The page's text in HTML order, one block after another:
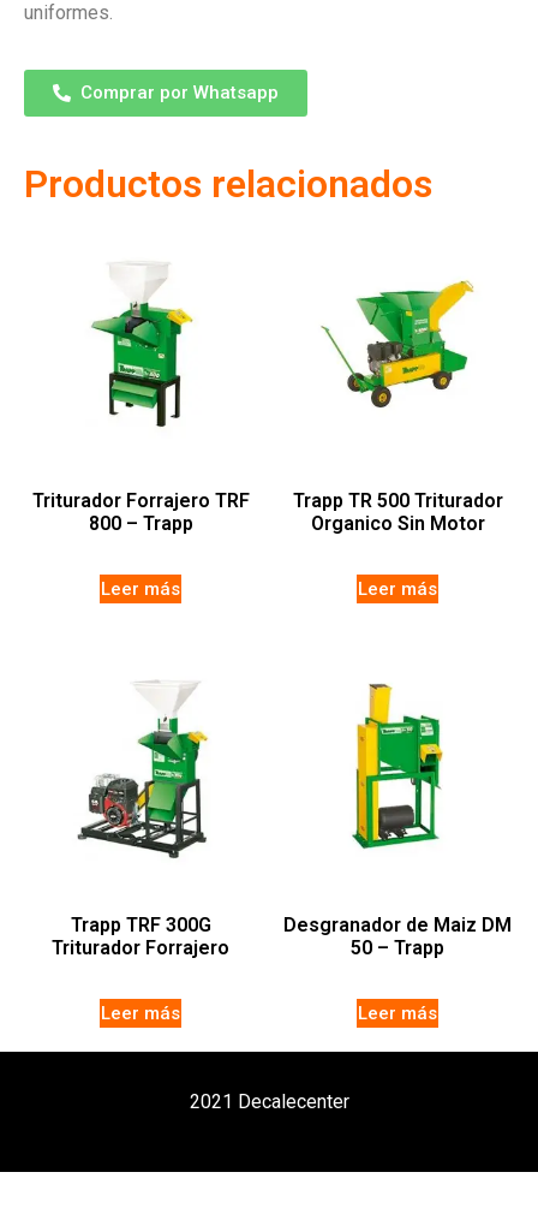
uniformes.
Comprar por Whatsapp
Productos relacionados
Triturador Forrajero TRF
800 – Trapp
Leer más
Trapp TR 500 Triturador
Organico Sin Motor
Leer más
Trapp TRF 300G
Triturador Forrajero
Leer más
Desgranador de Maiz DM
50 – Trapp
Leer más
2021 Decalecenter